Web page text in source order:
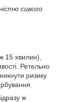
сивого
15 хвилин),
Ретельно
ризику
ж